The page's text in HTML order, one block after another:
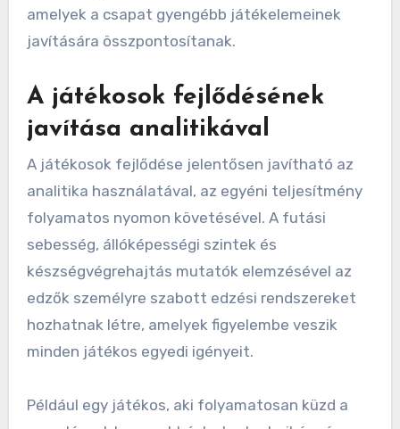
amelyek a csapat gyengébb játékelemeinek
javítására összpontosítanak.
A játékosok fejlődésének
javítása analitikával
A játékosok fejlődése jelentősen javítható az
analitika használatával, az egyéni teljesítmény
folyamatos nyomon követésével. A futási
sebesség, állóképességi szintek és
készségvégrehajtás mutatók elemzésével az
edzők személyre szabott edzési rendszereket
hozhatnak létre, amelyek figyelembe veszik
minden játékos egyedi igényeit.
Például egy játékos, aki folyamatosan küzd a